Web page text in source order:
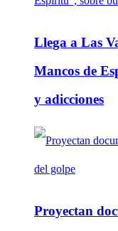
Llega a Las
Mancos de
y adicciones
Proyectan